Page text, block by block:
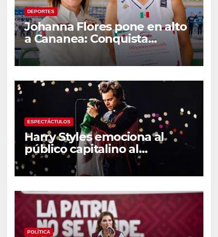
DEPORTES
Johanna Flores pone en alto
a Cananea: Conquista
medalla de plata con la
Selección Mexicana Sub-20
Centroamericanos
ESPECTÁCTULOS
Harry Styles emociona al
público capitalino al
interpretar “Cielito Lindo” en
su tercer concierto en la
POLÍTICA